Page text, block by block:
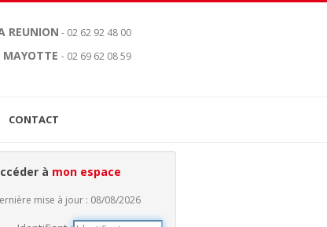
REUNION - 02 62 92 48 00
MAYOTTE- 02 69 62 08 59
CONTACT
à mon espace
mise à jour : 08/08/2026